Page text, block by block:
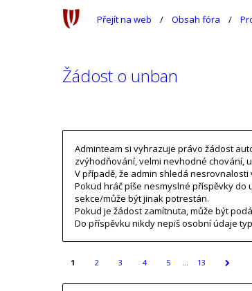
Přejít na web Obsah fóra
Žádost o unban
Adminteam si vyhrazuje právo žádost
zvýhodňování, velmi nevhodné chování,
V případě, že admin shledá
Pokud hráč píše nesmyslné příspěvky
sekce/může být jinak potrestán.
Pokud je žádost zamítnuta, může být
Do příspěvku nikdy nepiš osobní údaje
1 2 3 4 5 … 13